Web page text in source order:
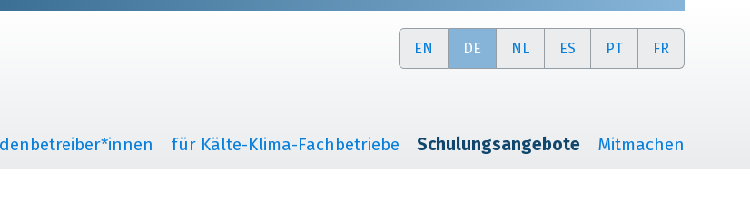
EN DE NL ES PT FR
für Kälte-Klima-Fachbetriebe Schulungsangebote Mitmachen